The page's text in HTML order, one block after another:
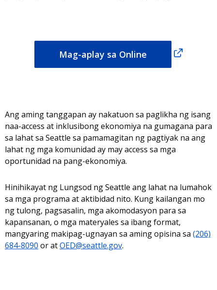
Mag-aplay sa Online
Ang aming tanggapan ay nakatuon sa paglikha ng isang
naa-access at inklusibong ekonomiya na gumagana para
sa lahat sa Seattle sa pamamagitan ng pagtiyak na ang
lahat ng mga komunidad ay may access sa mga
oportunidad na pang-ekonomiya.
Hinihikayat ng Lungsod ng Seattle ang lahat na lumahok
sa mga programa at aktibidad nito. Kung kailangan mo
ng tulong, pagsasalin, mga akomodasyon para sa
kapansanan, o mga materyales sa ibang format,
mangyaring makipag-ugnayan sa aming opisina sa (206)
684-8090 or atOED@seattle.gov.